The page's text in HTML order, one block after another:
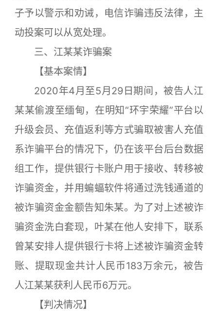
子予以警示和劝诫，电信诈骗违反法律，主
动投案可以从宽处理。
三、江某某诈骗案
【基本案情】
2020年4月至5月29日期间，被告人江
某某偷渡至缅甸，在明知“环宇荣耀”平台以
升级会员、充值返利等方式骗取被害人充值
系诈骗平台的情况下，仍在该平台后台数据
组工作，提供银行卡账户用于接收、转移被
诈骗资金，并用蝙蝠软件将通过洗钱通道的
被诈骗资金金额告知朱某。为了对上述被诈
骗资金洗白套现，叶某在他人安排下，联系
曾某安排人提供银行卡将上述被诈骗资金转
账、提取现金共计人民币183万余元，被告
人江某某获利人民币6万元。
【判决情况】